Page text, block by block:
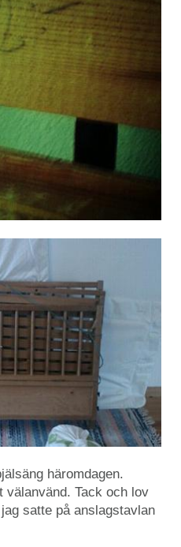
häromdagen.
välanvänd. Tack och lov
satte på anslagstavlan